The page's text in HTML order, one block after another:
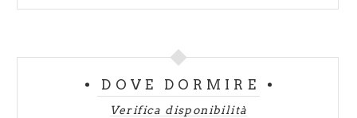
Teodolinda, capolavoro indiscusso del gotico
internazionale. Sull'arco di ingresso è raffigurato
S.Giovanni Battista mentre benedice Teodolinda,
DOVE DORMIRE
Verifica disponibilità